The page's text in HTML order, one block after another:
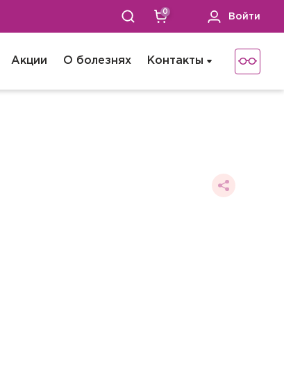
0
Войти
Акции О болезнях Контакты